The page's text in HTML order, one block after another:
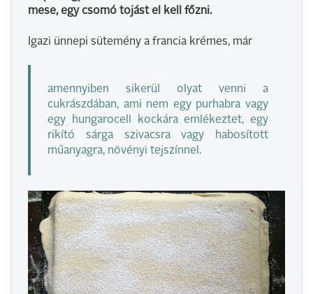
mese, egy csomó tojást el kell főzni.
Igazi ünnepi sütemény a francia krémes, már
amennyiben sikerül olyat venni a
cukrászdában, ami nem egy purhabra vagy
egy hungarocell kockára emlékeztet, egy
rikító sárga szivacsra vagy habosított
műanyagra, növényi tejszínnel.